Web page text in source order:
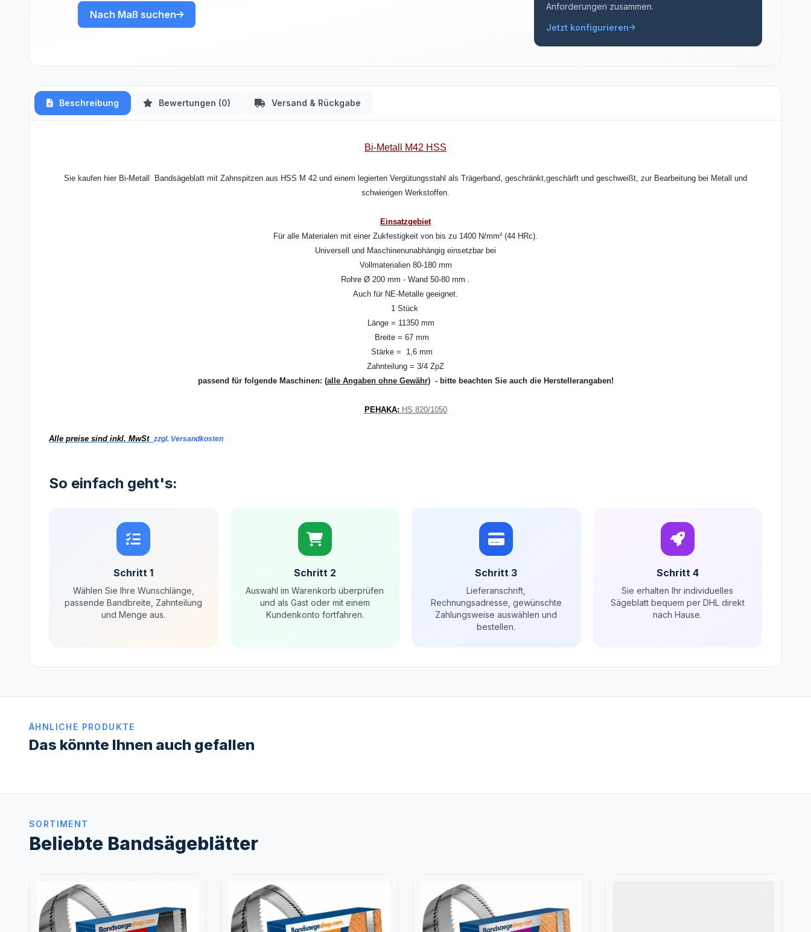
Nach Maß suchen
Anforderungen zusammen.
Jetzt konfigurieren
Beschreibung Bewertungen (0) Versand & Rückgabe
Bi-Metall M42 HSS
Sie kaufen hier Bi-Metall Bandsägeblatt mit Zahnspitzen aus HSS M 42 und einem legierten Vergütungsstahl als Trägerband, geschränkt,geschärft und geschweißt, zur Bearbeitung bei Metall und
schwierigen Werkstoffen.
Einsatzgebiet
Für alle Materialen mit einer Zukfestigkeit von bis zu 1400 N/mm² (44 HRc).
Universell und Maschinenunabhängig einsetzbar bei
Vollmaterialien 80-180 mm
Rohre Ø 200 mm - Wand 50-80 mm .
Auch für NE-Metalle geeignet.
1 Stück
Länge = 11350 mm
Breite = 67 mm
Stärke = 1,6 mm
Zahnteilung = 3/4 ZpZ
passend für folgende Maschinen: (alle Angaben ohne Gewähr) - bitte beachten Sie auch die Herstellerangaben!
PEHAKA: HS 820/1050
Alle preise sind inkl. MwSt zzgl. Versandkosten
So einfach geht's:
Schritt 1
Wählen Sie Ihre Wunschlänge,
passende Bandbreite, Zahnteilung
und Menge aus.
Schritt 2
Auswahl im Warenkorb überprüfen
und als Gast oder mit einem
Kundenkonto fortfahren.
Schritt 3
Lieferanschrift,
Rechnungsadresse, gewünschte
Zahlungsweise auswählen und
bestellen.
Schritt 4
Sie erhalten Ihr individuelles
Sägeblatt bequem per DHL direkt
nach Hause.
ÄHNLICHE PRODUKTE
Das könnte Ihnen auch gefallen
SORTIMENT
Beliebte Bandsägeblätter